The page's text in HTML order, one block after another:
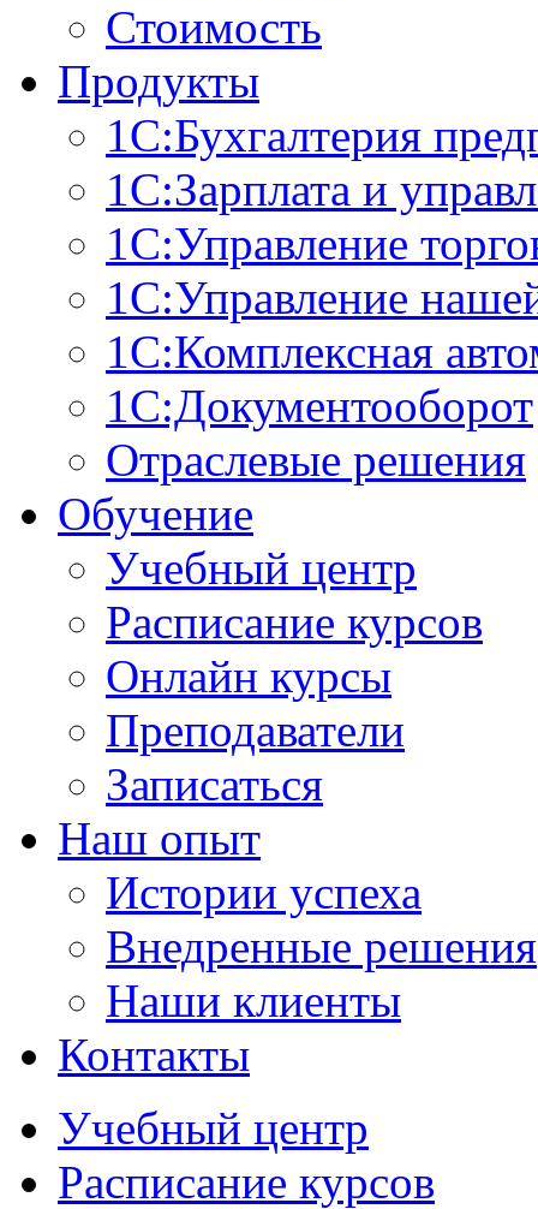
Стоимость
Продукты
1С:Бухгалтерия
1С:Зарплата и
1С:Управление
1С:Управление
1С:Комплексная
1С:Документооборот
Отраслевые решения
Обучение
Учебный центр
Расписание курсов
Онлайн курсы
Преподаватели
Записаться
Наш опыт
Истории успеха
Внедренные решения
Наши клиенты
Контакты
Учебный центр
Расписание курсов